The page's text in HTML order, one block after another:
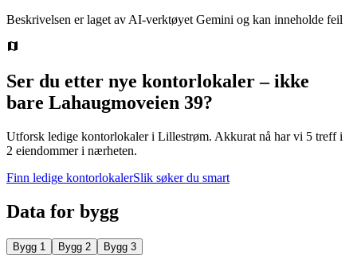
Beskrivelsen er laget av AI-verktøyet Gemini og kan inneholde feil
Ser du etter nye kontorlokaler – ikke
bare Lahaugmoveien 39?
Utforsk ledige kontorlokaler i Lillestrøm. Akkurat nå har vi 5 treff i
2 eiendommer i nærheten.
Finn ledige kontorlokalerSlik søker du smart
Data for bygg
Bygg 1 Bygg 2 Bygg 3